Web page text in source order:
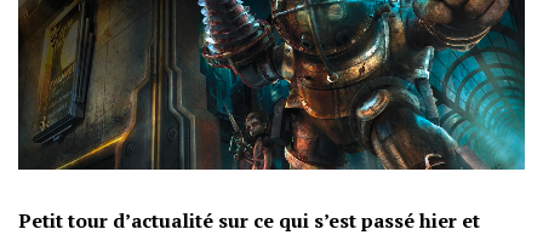
Petit tour d’actualité sur ce qui s’est passé hier et